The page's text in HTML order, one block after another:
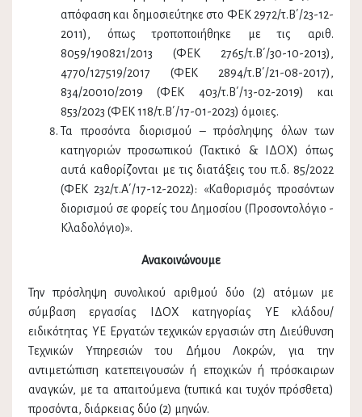
απόφαση και δημοσιεύτηκε στο ΦΕΚ 2972/τ.Β΄/23-12-
2011), όπως τροποποιήθηκε με τις αριθ.
8059/190821/2013 (ΦΕΚ 2765/τ.Β΄/30-10-2013),
4770/127519/2017 (ΦΕΚ 2894/τ.Β΄/21-08-2017),
834/20010/2019 (ΦΕΚ 403/τ.Β΄/13-02-2019) και
853/2023 (ΦΕΚ 118/τ.Β΄/17-01-2023) όμοιες.
Τα προσόντα διορισμού – πρόσληψης όλων των
κατηγοριών προσωπικού (Τακτικό & ΙΔΟΧ) όπως
αυτά καθορίζονται με τις διατάξεις του π.δ. 85/2022
(ΦΕΚ 232/τ.Α΄/17-12-2022): «Καθορισμός προσόντων
διορισμού σε φορείς του Δημοσίου (Προσοντολόγιο -
Κλαδολόγιο)».
Ανακοινώνουμε
Την πρόσληψη συνολικού αριθμού δύο (2) ατόμων με
σύμβαση εργασίας ΙΔΟΧ κατηγορίας ΥΕ κλάδου/
ειδικότητας ΥΕ Εργατών τεχνικών εργασιών στη Διεύθυνση
Τεχνικών Υπηρεσιών του Δήμου Λοκρών, για την
αντιμετώπιση κατεπειγουσών ή εποχικών ή πρόσκαιρων
αναγκών, με τα απαιτούμενα (τυπικά και τυχόν πρόσθετα)
προσόντα, διάρκειας δύο (2) μηνών.